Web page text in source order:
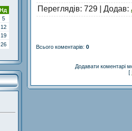
Нд
5
12
19
26
Переглядів: 729 | Додав:
Всього коментарів: 0
Додавати коментарі
[